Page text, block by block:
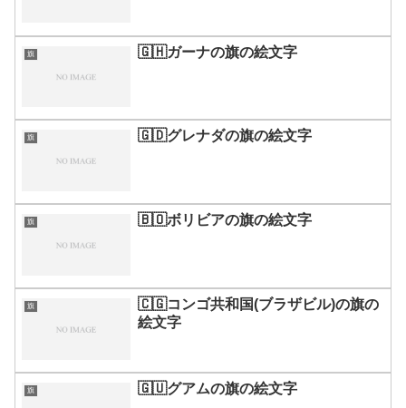
旗 🇬🇭ガーナの旗の絵文字
旗 🇬🇩グレナダの旗の絵文字
旗 🇧🇴ボリビアの旗の絵文字
旗
🇨🇬コンゴ共和国(ブラザビル)の旗の
絵文字
旗 🇬🇺グアムの旗の絵文字